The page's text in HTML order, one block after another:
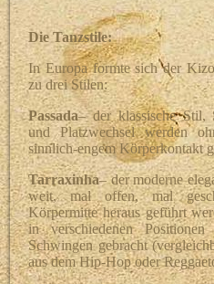
Die Tanzstile:
In Europa formte sich der
zu drei Stilen:
Passada– der klassische Stil,
und Platzwechsel werden
sinnlich-engem Körperkontakt
Tarraxinha– der moderne
weit, mal offen, mal
Körpermitte heraus geführt
in verschiedenen
Schwingen gebracht
aus dem Hip-Hop oder